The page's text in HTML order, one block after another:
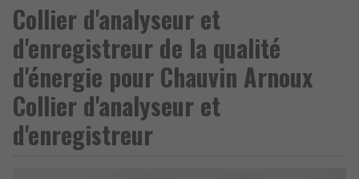
Collier d'analyseur et
d'enregistreur de la qualité
d'énergie pour Chauvin Arnoux
Collier d'analyseur et
d'enregistreur